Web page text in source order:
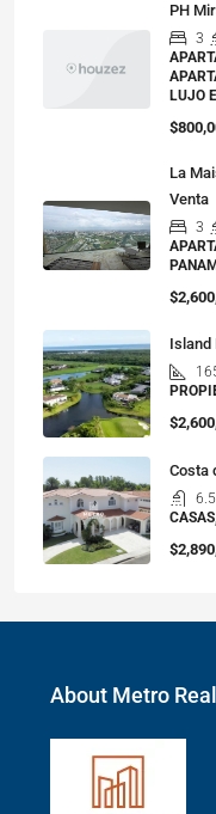
PH
3
LUJO
La
Venta
3
Island
Costa
6.5
About Metro